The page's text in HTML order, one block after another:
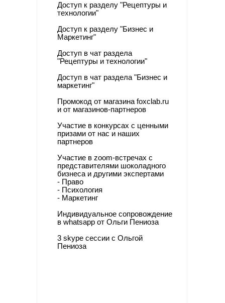
Доступ к разделу "Рецептуры и
технологии"
Доступ к разделу "Бизнес и
Маркетинг"
Доступ в чат раздела
"Рецептуры и технологии"
Доступ в чат раздела "Бизнес и
маркетинг"
Промокод от магазина foxclab.ru
и от магазинов-партнеров
Участие в конкурсах с ценными
призами от нас и наших
партнеров
Участие в zoom-встречах с
представителями шоколадного
бизнеса и другими экспертами
- Право
- Психология
- Маркетинг
Индивидуальное сопровождение
в whatsapp от Ольги Пениоза
3 skype сессии с Ольгой
Пениоза